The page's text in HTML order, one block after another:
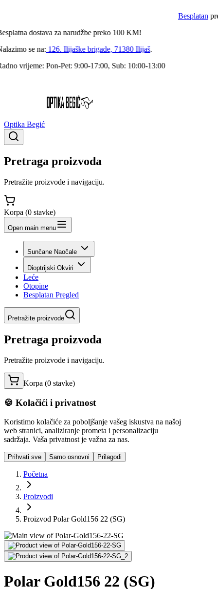
Besplatan
dostava za narudžbe preko 100KM!
se na: 126. Ilijaške brigade, 71380 Ilijaš.
vrijeme: Pon-Pet: 9:00-17:00, Sub: 10:00-13:00
Optika Begić
Pretraga proizvoda
Pretražite proizvode i navigaciju.
Korpa (0 stavke)
Open main menu
Sunčane Naočale
Dioptrijski Okviri
Leće
Otopine
Besplatan Pregled
Pretražite proizvode
Pretraga proizvoda
Pretražite proizvode i navigaciju.
Korpa (0 stavke)
🍪 Kolačići i privatnost
Koristimo kolačiće za poboljšanje vašeg iskustva na našoj
web stranici, analiziranje prometa i personalizaciju
sadržaja. Vaša privatnost je važna za nas.
Prihvati sve Samo osnovni Prilagodi
Početna
Proizvodi
Proizvod Polar Gold156 22 (SG)
Polar Gold156 22 (SG)